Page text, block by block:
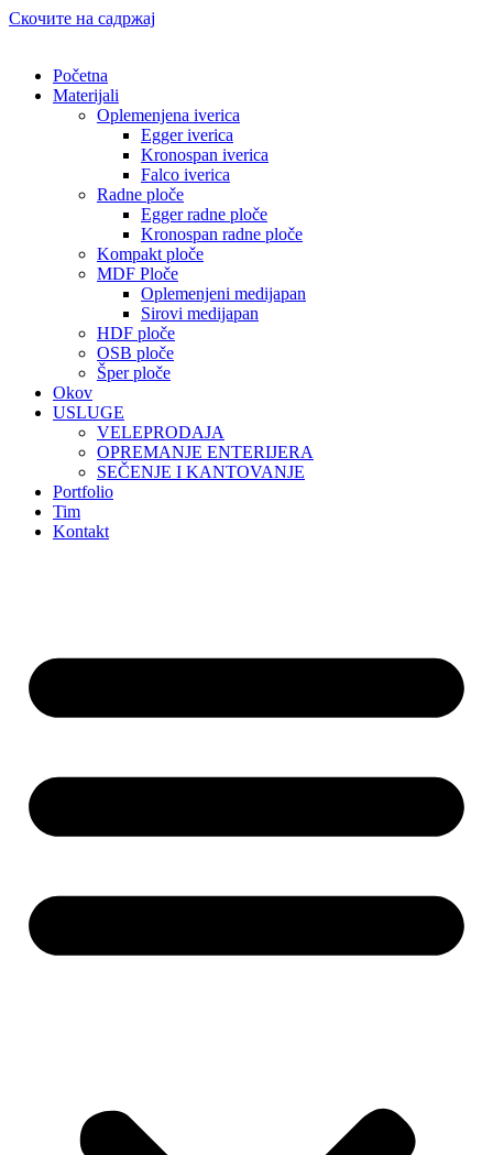
Скочите на садржај
Početna
Materijali
Oplemenjena iverica
Egger iverica
Kronospan iverica
Falco iverica
Radne ploče
Egger radne ploče
Kronospan radne ploče
Kompakt ploče
MDF Ploče
Oplemenjeni medijapan
Sirovi medijapan
HDF ploče
OSB ploče
Šper ploče
Okov
USLUGE
VELEPRODAJA
OPREMANJE ENTERIJERA
SEČENJE I KANTOVANJE
Portfolio
Tim
Kontakt